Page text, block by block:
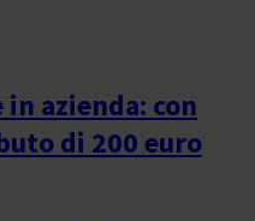
azienda: con
di 200 euro